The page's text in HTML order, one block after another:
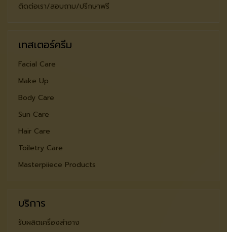
ติดต่อเรา/สอบถาม/ปรีกษาฟรี
เทสเตอร์ครีม
Facial Care
Make Up
Body Care
Sun Care
Hair Care
Toiletry Care
Masterpiiece Products
บริการ
รับผลิตเครื่องสำอาง